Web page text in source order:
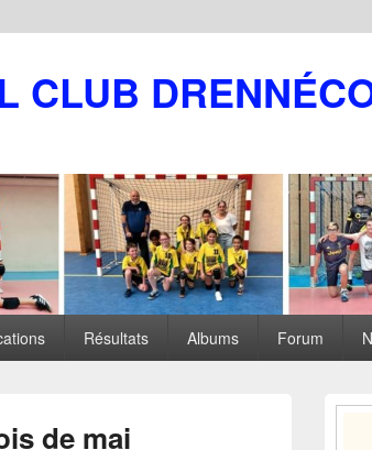
CLUB
Résultats Albums Forum
de mai
Zone